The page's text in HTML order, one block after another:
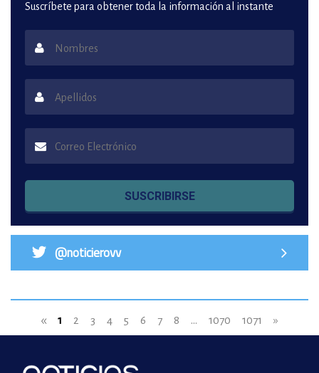
Suscríbete para obtener toda la información al instante
SUSCRIBIRSE
@noticierovv
« 1 2 3 4 5 6 7 8 ... 1070 1071 »